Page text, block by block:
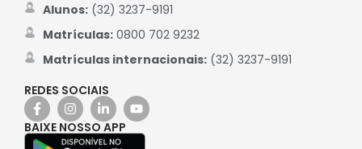
Alunos:(32) 3237-9191
Matrículas:0800 702 9232
Matrículas internacionais:(32) 3237-9191
REDES SOCIAIS
BAIXE NOSSO APP